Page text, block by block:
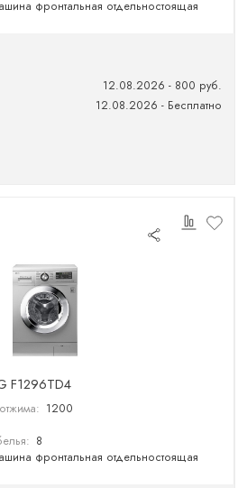
фронтальная отдельностоящая
12.08.2026 - 800 руб.
12.08.2026 - Бесплатно
F1296TD4
1200
8
фронтальная отдельностоящая